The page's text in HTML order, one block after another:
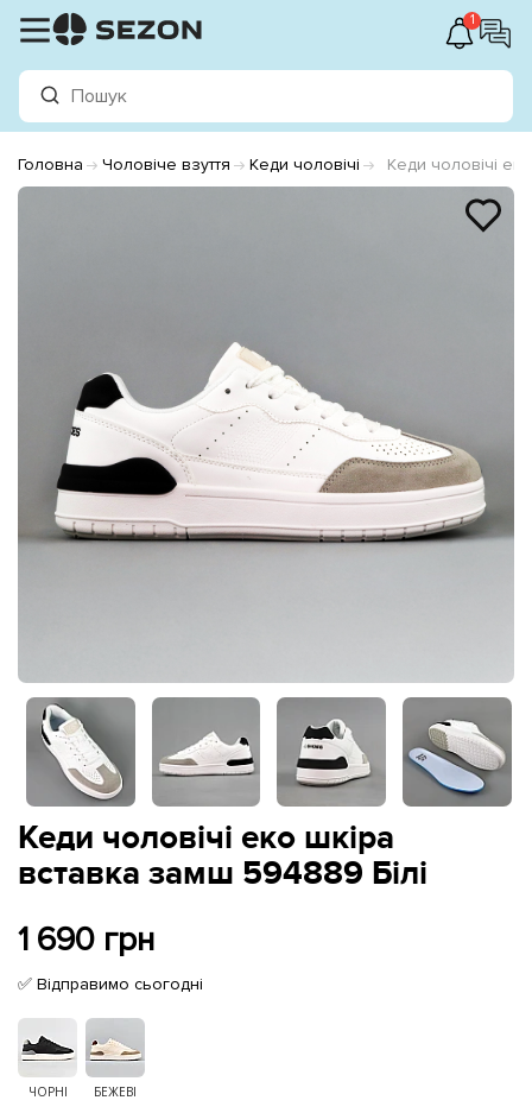
1
Головна Чоловіче взуття Кеди чоловічі Кеди чоловічі
Кеди чоловічі еко шкіра
вставка замш 594889 Білі
1 690 грн
✅ Відправимо сьогодні
ЧОРНІ БЕЖЕВІ